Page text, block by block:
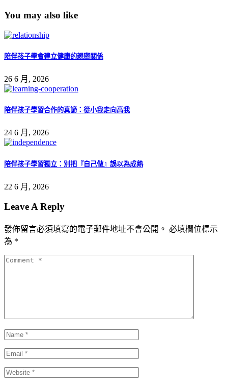
You may also like
陪伴孩子學會建立健康的親密關係
26 6 月, 2026
陪伴孩子學習合作的真諦：從小我走向高我
24 6 月, 2026
陪伴孩子學習獨立：別把『自己做』誤以為成熟
22 6 月, 2026
Leave A Reply
發佈留言必須填寫的電子郵件地址不會公開。 必填欄位標示
為 *